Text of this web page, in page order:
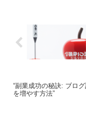
“副業成功の秘訣: ブロ
を増やす方法”